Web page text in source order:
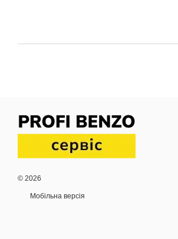
© 2026
Мобільна версія